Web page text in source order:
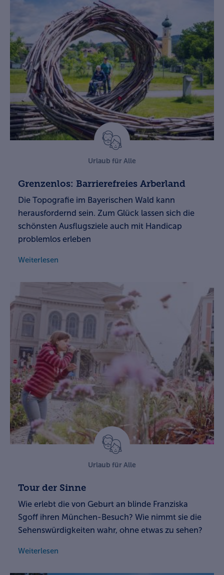
Urlaub für Alle
Grenzenlos: Barrierefreies Arberland
Die Topografie im Bayerischen Wald kann
herausfordernd sein. Zum Glück lassen sich die
schönsten Ausflugsziele auch mit Handicap
problemlos erleben
Weiterlesen
Urlaub für Alle
Tour der Sinne
Wie erlebt die von Geburt an blinde Franziska
Sgoff ihren München-Besuch? Wie nimmt sie die
Sehenswürdigkeiten wahr, ohne etwas zu sehen?
Weiterlesen